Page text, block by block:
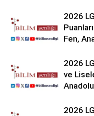
2026
Fen,
2026
ve
2026